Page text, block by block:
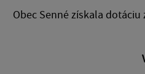
Obec Senné získala